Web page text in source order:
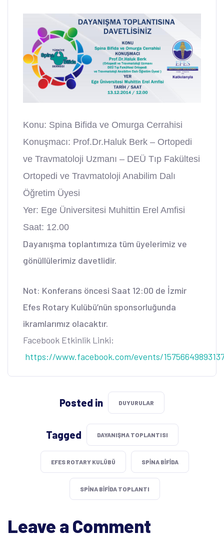
Konu: Spina Bifida ve Omurga Cerrahisi
Konuşmacı: Prof.Dr.Haluk Berk – Ortopedi
ve Travmatoloji Uzmanı – DEÜ Tıp Fakültesi
Ortopedi ve Travmatoloji Anabilim Dalı
Öğretim Üyesi
Yer: Ege Üniversitesi Muhittin Erel Amfisi
Saat: 12.00
Dayanışma toplantımıza tüm üyelerimiz ve
gönüllülerimiz davetlidir.
Not: Konferans öncesi Saat 12:00 de İzmir
Efes Rotary Kulübü’nün sponsorluğunda
ikramlarımız olacaktır.
Facebook Etkinlik Linki:
https://www.facebook.com/events/
Posted in DUYURULAR
Tagged DAYANIŞMA TOPLANTISI
EFES ROTARY KULÜBÜ SPINA BIFIDA
SPINA BIFIDA TOPLANTI
Leave a Comment